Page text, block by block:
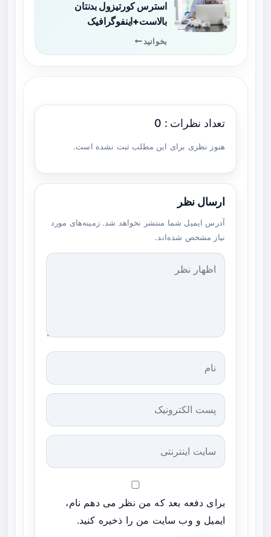
استرس کورتیزول بدنتان
بالاست+اینفوگرافیک
بخوانید
تعداد نظرات : 0
هنوز نظری برای این مطلب ثبت نشده است.
ارسال نظر
آدرس ایمیل شما منتشر نخواهد شد. زمینه‌های مورد
نیاز مشخص شده‌اند.
برای دفعه بعد که من نظر می دهم نام،
ایمیل و وب سایت من را ذخیره کنید.